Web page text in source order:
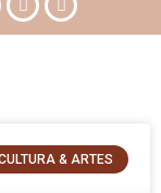
& ARTES